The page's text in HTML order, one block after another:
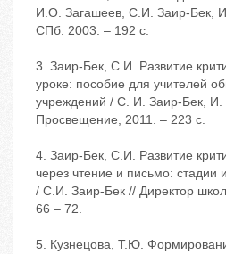
И.О. Загашеев, С.И. Заир-Бек,
СПб. 2003. – 192 с.
3. Заир-Бек, С.И. Развитие
уроке: пособие для учителей
учреждений / С. И. Заир-Бек,
Просвещение, 2011. – 223 с.
4. Заир-Бек, С.И. Развитие
через чтение и письмо: стадии
/ С.И. Заир-Бек // Директор
66 – 72.
5. Кузнецова, Т.Ю.